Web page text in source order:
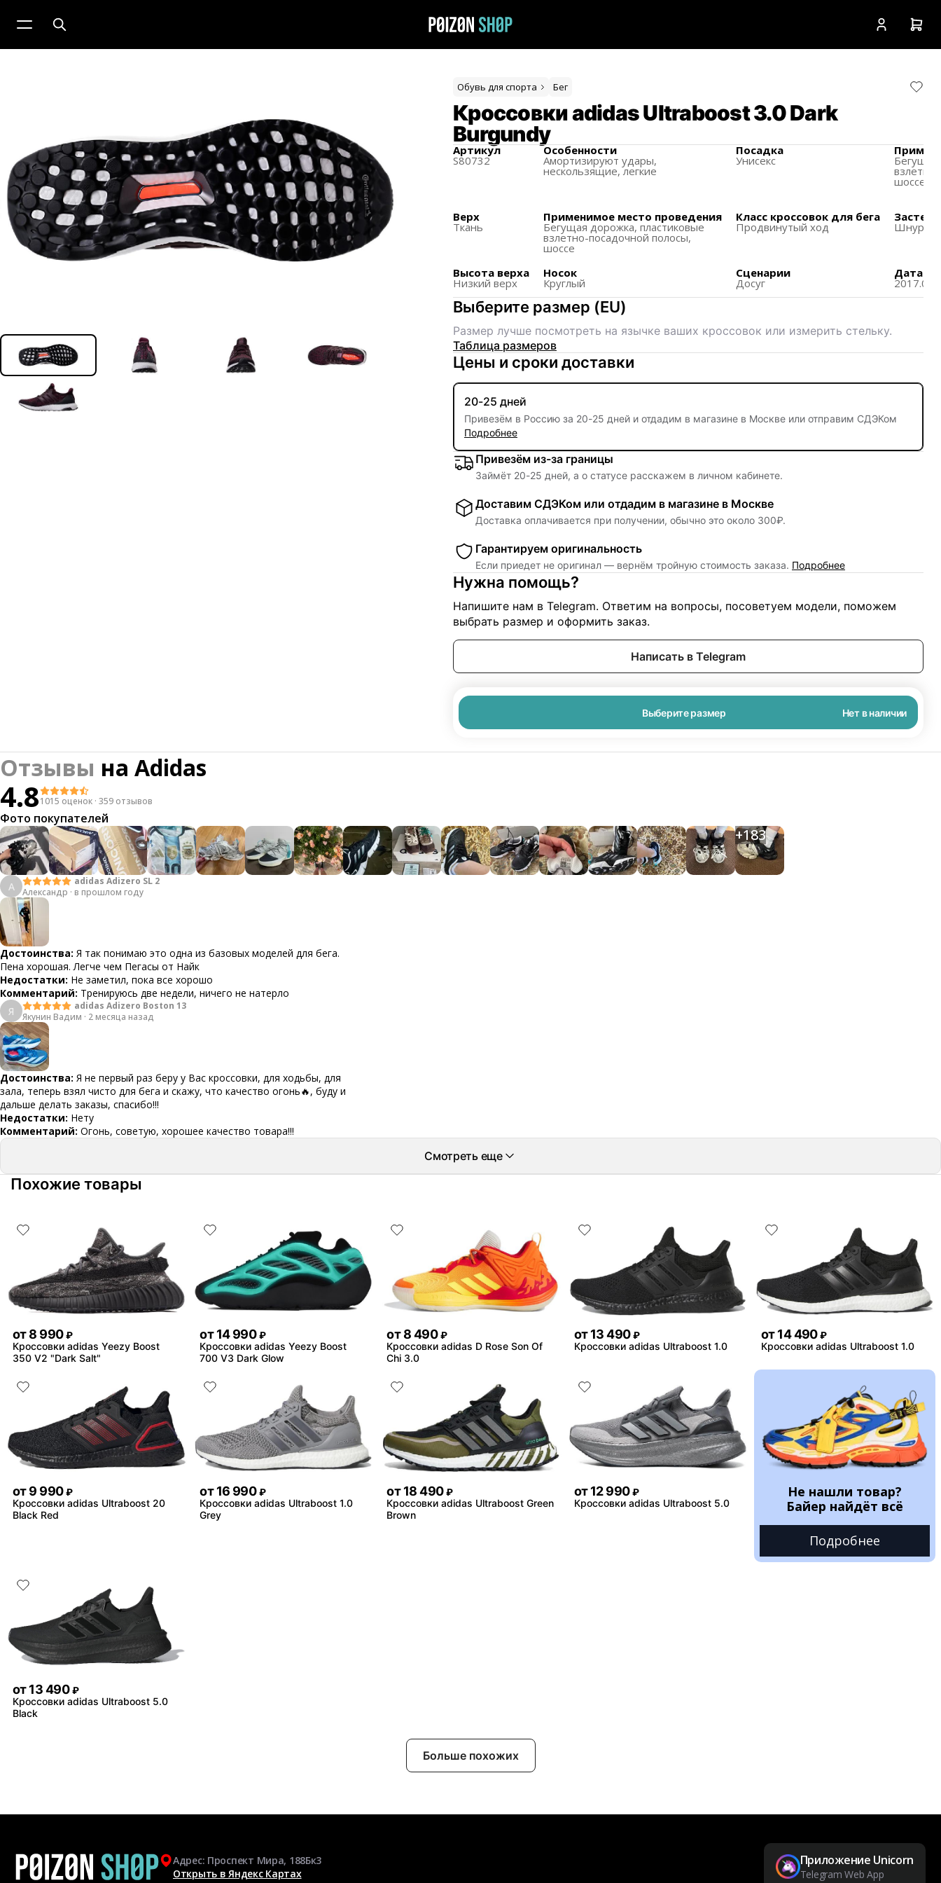
Обувь для спорта Бег
Кроссовки adidas Ultraboost 3.0 Dark
Burgundy
Артикул
S80732
Особенности
Амортизируют удары,
нескользящиe, легкие
Посадка
Унисекс
шоссе
Верх
Ткань
Применимое место проведения
Бегущая дорожка, пластиковые
взлетно-посадочной полосы,
шоссе
Класс кроссовок для бега
Продвинутый ход
Высота верха
Низкий верх
Носок
Круглый
Сценарии
Досуг
Дата
Выберите размер (EU)
Размер лучше посмотреть на язычке ваших кроссовок или измерить стельку.
Таблица размеров
Цены и сроки доставки
20-25 дней
Привезём в Россию за 20-25 дней и отдадим в магазине в Москве или отправим СДЭКом
Подробнее
Привезём из-за границы
Займёт 20-25 дней, а о статусе расскажем в личном кабинете.
Доставим СДЭКом или отдадим в магазине в Москве
Доставка оплачивается при получении, обычно это около 300₽.
Гарантируем оригинальность
Если приедет не оригинал — вернём тройную стоимость заказа. Подробнее
Нужна помощь?
Напишите нам в Telegram. Ответим на вопросы, посоветуем модели, поможем
выбрать размер и оформить заказ.
Написать в Telegram
Выберите размер Нет в наличии
Отзывы на Adidas
4.81015 оценок · 359 отзывов
Фото покупателей
+183
А
adidas Adizero SL 2
Александр · в прошлом году
Достоинства: Я так понимаю это одна из базовых моделей для бега.
Пена хорошая. Легче чем Пегасы от Найк
Недостатки: Не заметил, пока все хорошо
Комментарий: Тренируюсь две недели, ничего не натерло
Я
adidas Adizero Boston 13
Якунин Вадим · 2 месяца назад
Достоинства: Я не первый раз беру у Вас кроссовки, для ходьбы, для
зала, теперь взял чисто для бега и скажу, что качество огонь🔥, буду и
дальше делать заказы, спасибо!!!
Недостатки: Нету
Комментарий: Огонь, советую, хорошее качество товара!!!
Смотреть еще
Похожие товары
от8 990 ₽
Кроссовки adidas Yeezy Boost
350 V2 "Dark Salt"
от 14 990 ₽
Кроссовки adidas Yeezy Boost
700 V3 Dark Glow
от 8 490 ₽
Кроссовки adidas D Rose Son Of
Chi 3.0
от 13 490 ₽
Кроссовки adidas Ultraboost 1.0
от 14 490 ₽
Кроссовки adidas Ultraboost 1.0
от9 990 ₽
Кроссовки adidas Ultraboost 20
Black Red
от 16 990 ₽
Кроссовки adidas Ultraboost 1.0
Grey
от 18 490 ₽
Кроссовки adidas Ultraboost Green
Brown
от 12 990 ₽
Кроссовки adidas Ultraboost 5.0
Не нашли товар?
Байер найдёт всё
Подробнее
от13 490 ₽
Кроссовки adidas Ultraboost 5.0
Black
Больше похожих
Адрес: Проспект Мира, 188Бк3
Открыть в Яндекс Картах
Приложение Unicorn
Telegram Web App